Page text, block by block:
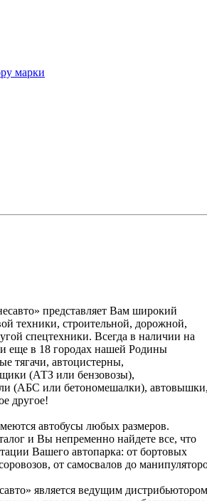
марки
представляет Вам широкий
техники, строительной, дорожной,
спецтехники. Всегда в наличии на
еще в 18 городах нашей Родины
тягачи, автоцистерны,
(АТЗ или бензовозы),
(АБС или бетономешалки), автовышки,
другое!
автобусы любых размеров.
и Вы непременно найдете все, что
Вашего автопарка: от бортовых
от самосвалов до
является ведущим